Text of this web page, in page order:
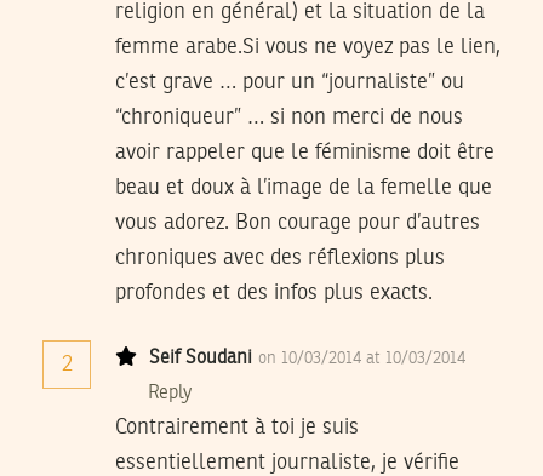
religion en général) et la situation de la
femme arabe.Si vous ne voyez pas le lien,
c’est grave … pour un “journaliste” ou
“chroniqueur” … si non merci de nous
avoir rappeler que le féminisme doit être
beau et doux à l’image de la femelle que
vous adorez. Bon courage pour d’autres
chroniques avec des réflexions plus
profondes et des infos plus exacts.
2 Seif Soudani on 10/03/2014 at 10/03/2014
Reply
Contrairement à toi je suis
essentiellement journaliste, je vérifie